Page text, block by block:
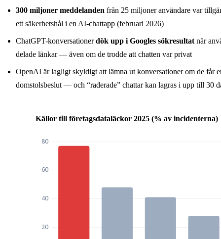
300 miljoner meddelanden från 25 miljoner användare var
ett säkerhetshål i en AI-chattapp (februari 2026)
ChatGPT-konversationerdök upp i Googles sökresultat när
delade länkar — även om de trodde att chatten var privat
OpenAI är lagligt skyldigt att lämna ut konversationer om de får
domstolsbeslut — och “raderade” chattar kan lagras i upp till 30
Källor till företagsdataläckor 2025 (% av incidenterna)